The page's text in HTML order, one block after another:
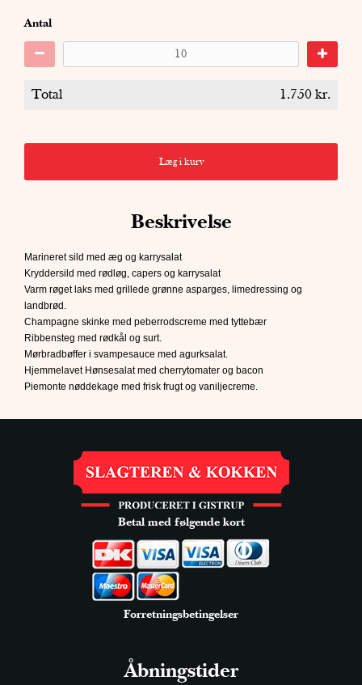
Antal
Total 1.750 kr.
Læg i kurv
Beskrivelse
Marineret sild med æg og karrysalat
Kryddersild med rødløg, capers og karrysalat
Varm røget laks med grillede grønne asparges, limedressing og
landbrød.
Champagne skinke med peberrodscreme med tyttebær
Ribbensteg med rødkål og surt.
Mørbradbøffer i svampesauce med agurksalat.
Hjemmelavet Hønsesalat med cherrytomater og bacon
Piemonte nøddekage med frisk frugt og vaniljecreme.
Betal med følgende kort
Forretningsbetingelser
Åbningstider